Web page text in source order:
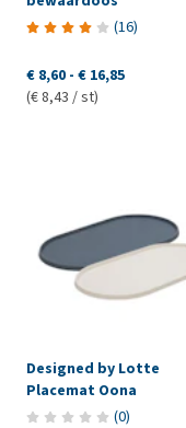
(16)
€ 8,60 - € 16,85
(€ 8,43 / st)
Designed by Lotte
Placemat Oona
(0)